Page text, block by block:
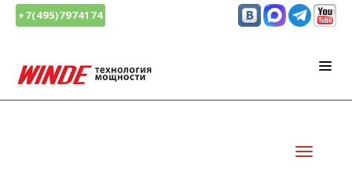
+7(495)7974174